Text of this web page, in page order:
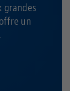
grandes
un